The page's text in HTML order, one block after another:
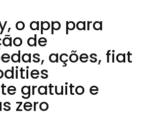
o app para
de
ações, fiat
gratuito e
zero